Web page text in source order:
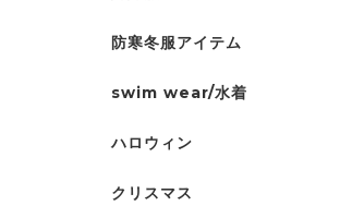
防寒冬服アイテム
swim wear/水着
ハロウィン
クリスマス